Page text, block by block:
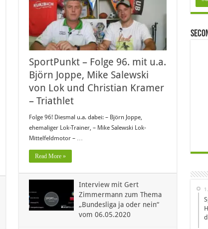
SportPunkt – Folge 96. mit u.a.
Björn Joppe, Mike Salewski
von Lok und Christian Kramer
– Triathlet
Folge 96! Diesmal u.a. dabei: – Björn Joppe,
ehemaliger Lok-Trainer, – Mike Salewski Lok-
Mittelfeldmotor – …
Read More »
Interview mit Gert
Zimmermann zum Thema
„Bundesliga ja oder nein“
vom 06.05.2020